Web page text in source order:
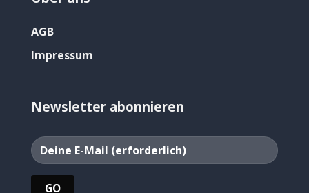
AGB
Impressum
Newsletter abonnieren